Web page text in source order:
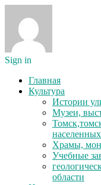
Sign in
Главная
Культура
Истории
Музеи,
Храмы,
Учебные
области